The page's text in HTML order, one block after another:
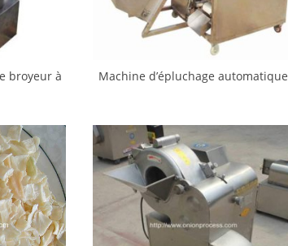
broyeur à
Machine d’épluchage automatique